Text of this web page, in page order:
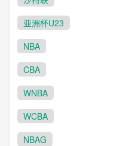
亚洲杯U23
NBA
CBA
WNBA
WCBA
NBAG